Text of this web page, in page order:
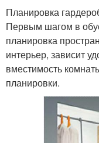
Планировка
Первым шагом в
планировка
интерьер, зависит
вместимость
планировки.